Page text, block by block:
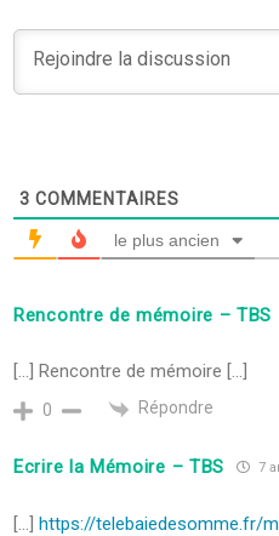
3 COMMENTAIRES
le plus ancien
Rencontre de mémoire – TBS
[…] Rencontre de mémoire […]
0 Répondre
Ecrire la Mémoire – TBS 7
[…] https://telebaiedesomme.fr/